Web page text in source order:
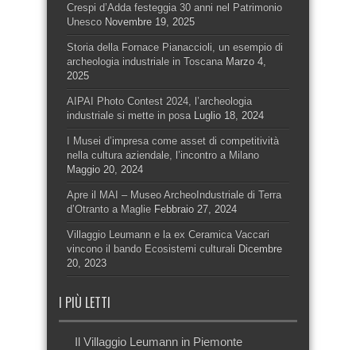
Crespi d’Adda festeggia 30 anni nel Patrimonio
Unesco Novembre 19, 2025
Storia della Fornace Pianaccioli, un esempio di
archeologia industriale in Toscana Marzo 4,
2025
AIPAI Photo Contest 2024, l’archeologia
industriale si mette in posa Luglio 18, 2024
I Musei d’impresa come asset di competitività
nella cultura aziendale, l’incontro a Milano
Maggio 20, 2024
Apre il MAI – Museo ArcheoIndustriale di Terra
d’Otranto a Maglie Febbraio 27, 2024
Villaggio Leumann e la ex Ceramica Vaccari
vincono il bando Ecosistemi culturali Dicembre
20, 2023
I PIÙ LETTI
Il Villaggio Leumann in Piemonte